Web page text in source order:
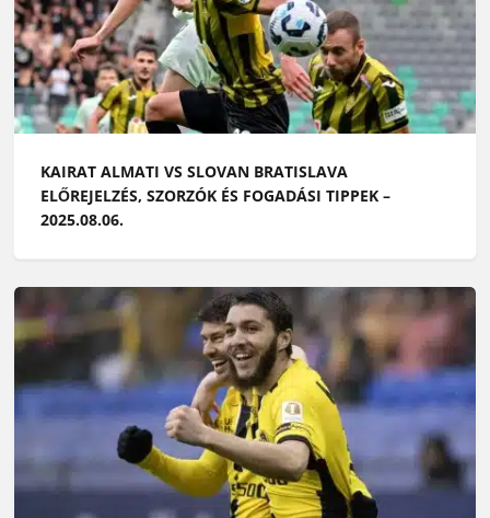
KAIRAT ALMATI VS SLOVAN BRATISLAVA
ELŐREJELZÉS, SZORZÓK ÉS FOGADÁSI TIPPEK –
2025.08.06.